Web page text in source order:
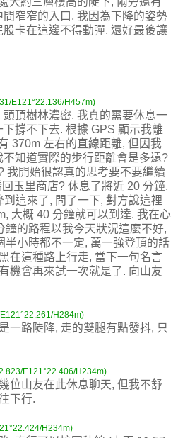
間窄窄的入口, 我因為下降的姿勢
股卡在這邊不得動彈, 還好最後讓
E121°22.136/H457m)
頭頂樹林濃密, 我真的需要休息一
下撐不下去. 根據 GPS 顯示我離
370m 左右的直線距離, 但因我
不知道實際的步行距離會是多遠?
我開始很認真的思考要不要繼續
玉里商店? 休息了將近 20 分鐘,
這來了, 問了一下, 對方說這裡
大概 40 分鐘就可以到達. 我在心
鐘的路程以我今天狀況這麼不好,
半小時都不一定, 萬一強登頂的話
在這種路上行走, 當下一句名言
機會再來試一次就是了. 向山友
H284m)
一路陡降, 走的雙腿有點發抖, 只
E121°22.406/H234m)
位山友在此休息聊天, 但我不舒
下行.
H234m)